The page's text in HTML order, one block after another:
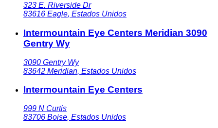
323 E. Riverside Dr
83616 Eagle, Estados Unidos
Intermountain Eye Centers Meridian 3090
Gentry Wy
3090 Gentry Wy
83642 Meridian, Estados Unidos
Intermountain Eye Centers
999 N Curtis
83706 Boise, Estados Unidos